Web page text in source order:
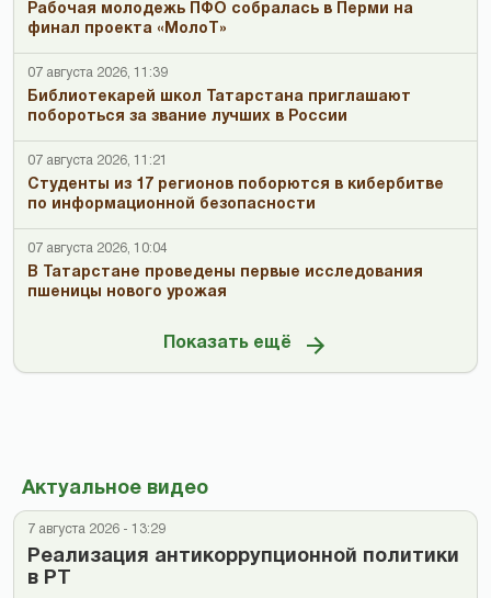
Рабочая молодежь ПФО собралась в Перми на
финал проекта «МолоТ»
07 августа 2026, 11:39
Библиотекарей школ Татарстана приглашают
побороться за звание лучших в России
07 августа 2026, 11:21
Студенты из 17 регионов поборются в кибербитве
по информационной безопасности
07 августа 2026, 10:04
В Татарстане проведены первые исследования
пшеницы нового урожая
Показать ещё
Актуальное видео
7 августа 2026 - 13:29
Реализация антикоррупционной политики
в РТ